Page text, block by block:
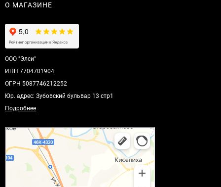
О МАГАЗИНЕ
ООО "Элси"
ИНН 7704701904
ОГРН 5087746212252
Юр. адрес: Зубовский бульвар 13 стр1
Подробнее